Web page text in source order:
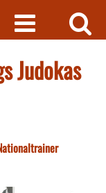
Judokas